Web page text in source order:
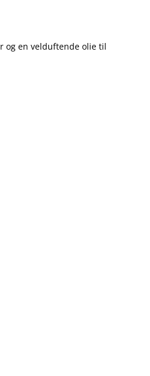
og en velduftende olie til